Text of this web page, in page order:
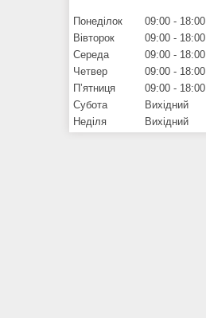
Понеділок 09:00
18:00
Вівторок
09:00
18:00
Середа
09:00
18:00
Четвер
09:00
18:00
Пʼятниця
09:00
18:00
Субота
Вихідний
Неділя
Вихідний